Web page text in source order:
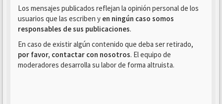
Los mensajes publicados reflejan la opinión personal de los
usuarios que las escriben y en ningún caso somos
responsables de sus publicaciones.
En caso de existir algún contenido que deba ser retirado,
por favor, contactar con nosotros. El equipo de
moderadores desarrolla su labor de forma altruista.